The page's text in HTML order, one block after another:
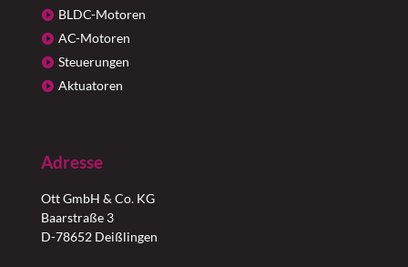
BLDC-Motoren
AC-Motoren
Steuerungen
Aktuatoren
Adresse
Ott GmbH & Co. KG
Baarstraße 3
D-78652 Deißlingen